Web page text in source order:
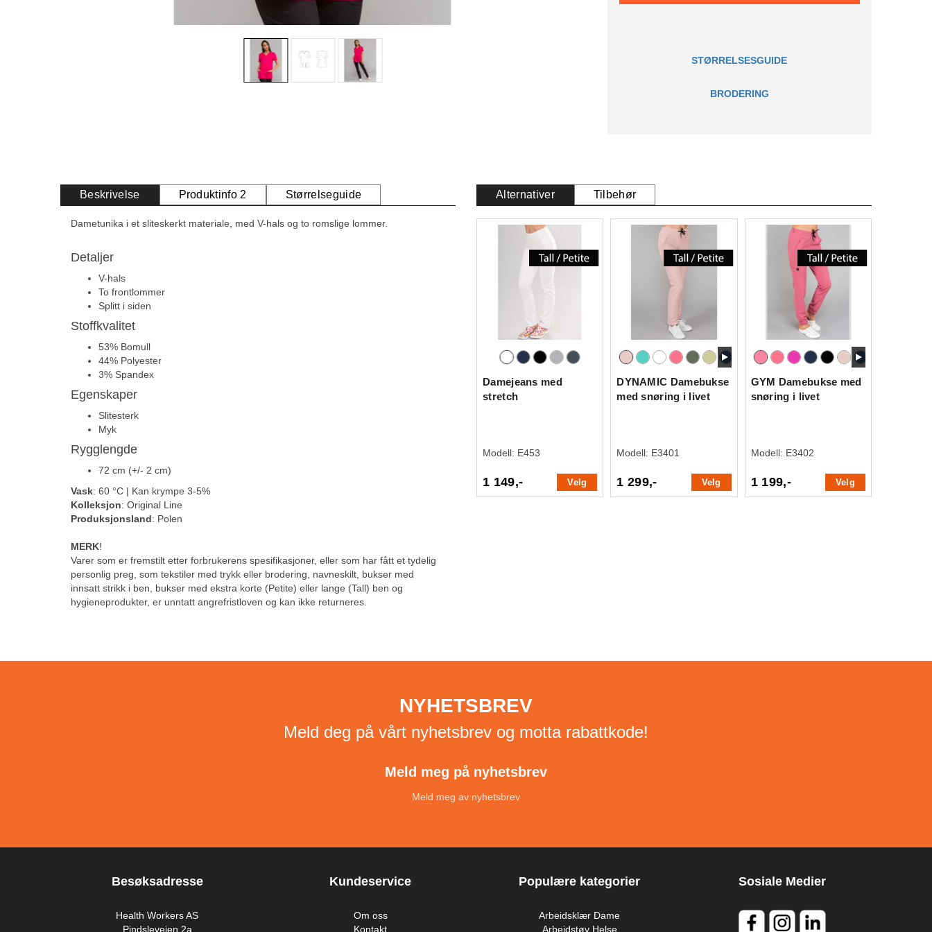
STØRRELSESGUIDE
BRODERING
Beskrivelse Produktinfo 2 Størrelseguide
Dametunika i et sliteskerkt materiale, med V-hals og to romslige lommer.
Detaljer
V-hals
To frontlommer
Splitt i siden
Stoffkvalitet
53% Bomull
44% Polyester
3% Spandex
Egenskaper
Slitesterk
Myk
Rygglengde
72 cm (+/- 2 cm)
Vask: 60 °C | Kan krympe 3-5%
Kolleksjon: Original Line
Produksjonsland: Polen
MERK!
Varer som er fremstilt etter forbrukerens spesifikasjoner, eller som har fått et tydelig
personlig preg, som tekstiler med trykk eller brodering, navneskilt, bukser med
innsatt strikk i ben, bukser med ekstra korte (Petite) eller lange (Tall) ben og
hygieneprodukter, er unntatt angrefristloven og kan ikke returneres.
Alternativer Tilbehør
Damejeans med
stretch
Modell: E453
1 149,- Velg
DYNAMIC Damebukse
med snøring i livet
Modell: E3401
1 299,- Velg
GYM Damebukse med
snøring i livet
Modell: E3402
1 199,- Velg
NYHETSBREV
Meld deg på vårt nyhetsbrev og motta rabattkode!
Meld meg på nyhetsbrev
Meld meg av nyhetsbrev
Besøksadresse
Health Workers AS
Pindsleveien 2a
Kundeservice
Om oss
Kontakt
Populære kategorier
Arbeidsklær Dame
Arbeidstøy Helse
Sosiale Medier